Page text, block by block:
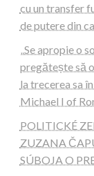
cu un transfer
de putere din
„Se apropie o
pregătește să
la trecerea sa
Michael I of
POLITICKÉ
ZUZANA
SÚBOJA O